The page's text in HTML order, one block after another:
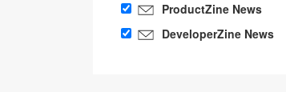
ProductZine News
DeveloperZine News